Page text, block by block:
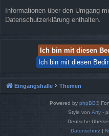
Informationen über den Umgang
Datenschutzerklärung enthalten.
Eingangshalle Themen
Powered by phpBB®
Style von Arty -
Deutsche
Datenschutz|